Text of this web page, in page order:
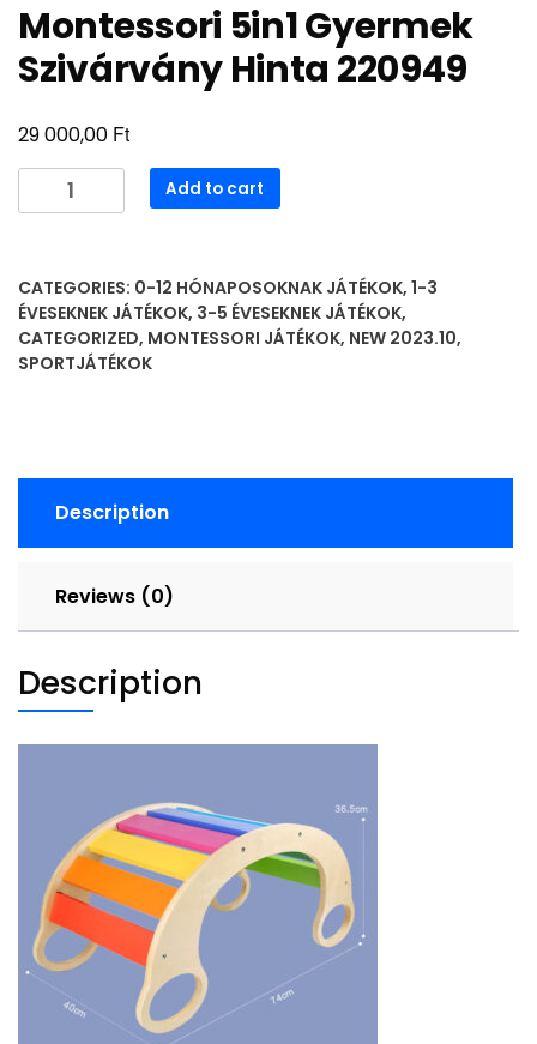
Montessori 5in1 Gyermek
Szivárvány Hinta 220949
29 000,00 Ft
Montessori
5in1
Hinta
220949
quantity
Add to cart
CATEGORIES: 0-12 HÓNAPOSOKNAK JÁTÉKOK, 1-3
ÉVESEKNEK JÁTÉKOK, 3-5 ÉVESEKNEK JÁTÉKOK,
CATEGORIZED, MONTESSORI JÁTÉKOK, NEW 2023.10,
SPORTJÁTÉKOK
Description
Reviews (0)
Description